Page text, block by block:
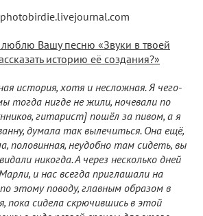
люблю Вашу песню «Звуки в твоей
историю её создания?»
история, хотя и несложная. Я чего-
тогда нигде не жили, ночевали по
гитарист] пошёл за пивом, а я
думала так вылечиться. Она ещё,
половинная, неудобно там сидеть, вы
никогда. А через несколько дней
и нас всегда приглашали на
этому поводу, главным образом в
пока сидела скрючившись в этой